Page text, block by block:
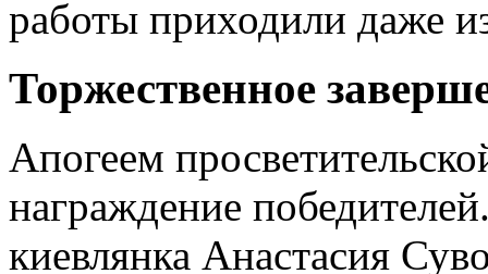
работы приходили даже
Торжественное
Апогеем
награждение
киевлянка Анастасия